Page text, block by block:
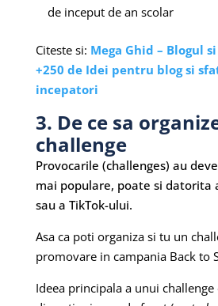
de inceput de an scolar
Citeste si: Mega Ghid – Blogul
+250 de Idei pentru blog si
incepatori
3. De ce sa
challenge
Provocarile (challenges) au
mai populare, poate si datorita
sau a TikTok-ului.
Asa ca poti organiza si tu un
promovare in campania Back to
Ideea principala a unui challenge